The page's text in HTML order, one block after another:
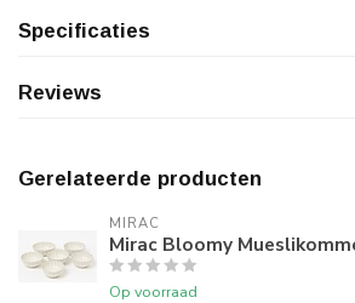
Specificaties
Reviews
Gerelateerde producten
MIRAC
Mirac Bloomy
Op voorraad